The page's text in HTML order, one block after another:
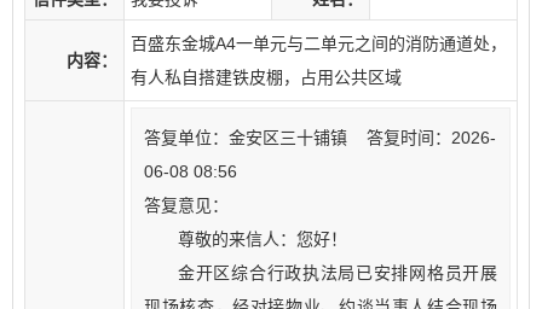
内容：
百盛东金城A4一单元与二单元之间的消防通道处，
有人私自搭建铁皮棚，占用公共区域
答复单位：金安区三十铺镇 答复时间：2026-
06-08 08:56
答复意见：
尊敬的来信人：您好！
金开区综合行政执法局已安排网格员开展